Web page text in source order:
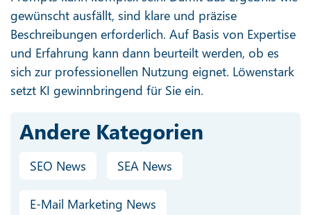
Andere Kategorien
SEO News SEA News
E-Mail Marketing News
gewünscht ausfällt, sind klare und präzise
Beschreibungen erforderlich. Auf Basis von Expertise
und Erfahrung kann dann beurteilt werden, ob es
sich zur professionellen Nutzung eignet. Löwenstark
setzt KI gewinnbringend für Sie ein.